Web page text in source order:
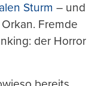
Sturm – und
Fremde
der Horror